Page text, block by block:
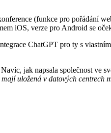
(funkce pro pořádání
iOS, verze pro Android se
ChatGPT pro ty s
jak napsala společnost ve
uložená v datových centrech